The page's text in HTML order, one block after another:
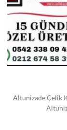
Altunizade Çelik